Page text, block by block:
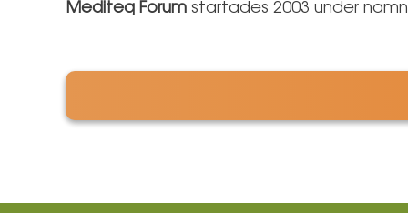
Mediteq Forum startades 2003 under